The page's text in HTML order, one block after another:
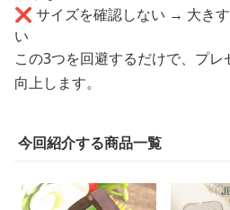
❌ サイズを確認しない → 大き
い
この3つを回避するだけで、プレ
向上します。
今回紹介する商品一覧